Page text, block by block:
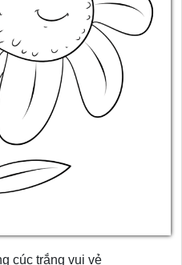
cúc trắng vui vẻ